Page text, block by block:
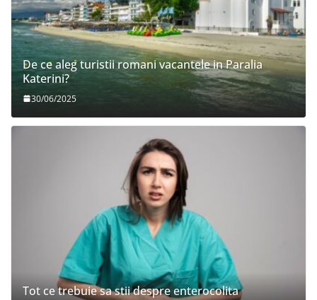
De ce aleg turistii romani vacantele in Paralia
Katerini?
30/06/2025
Tot ce trebuie sa stii despre enterocolita